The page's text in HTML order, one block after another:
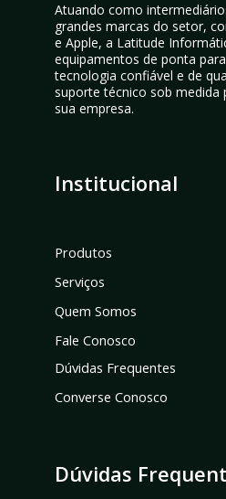
Atuando como
grandes marcas do setor,
e Apple, a Latitude
equipamentos de ponta
tecnologia confiável e de
suporte técnico sob medida
sua empresa.
Institucional
Produtos
Serviços
Quem Somos
Fale Conosco
Dúvidas Frequentes
Converse Conosco
Dúvidas